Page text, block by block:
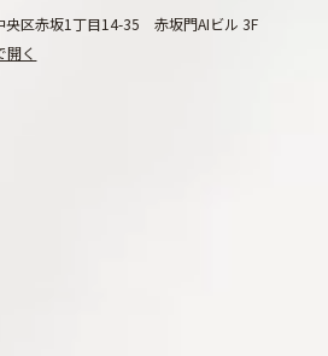
央区赤坂1丁目14-35 赤坂門AIビル 3F
開く